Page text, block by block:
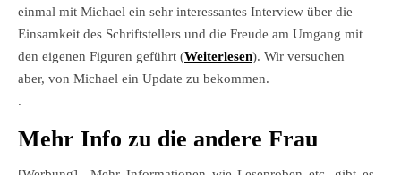
einmal mit Michael ein sehr interessantes Interview über die
Einsamkeit des Schriftstellers und die Freude am Umgang mit
den eigenen Figuren geführt (Weiterlesen). Wir versuchen
aber, von Michael ein Update zu bekommen.
.
Mehr Info zu die andere Frau